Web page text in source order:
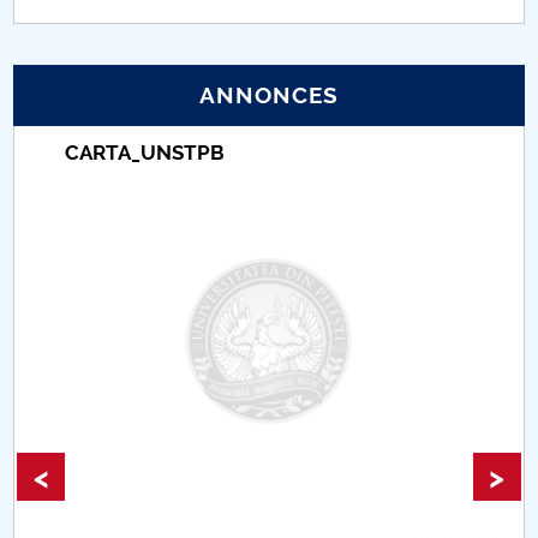
Proiect (PRIM STUD)
Proiect SU-ETIC
Université pour la communauté
Comisie de etica unversitară
Evenimente CUP
ANNONCES
CARTA_UNSTPB
< >